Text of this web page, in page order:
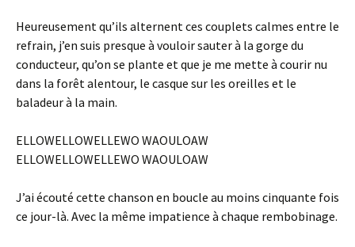
Heureusement qu’ils alternent ces couplets calmes entre le
refrain, j’en suis presque à vouloir sauter à la gorge du
conducteur, qu’on se plante et que je me mette à courir nu
dans la forêt alentour, le casque sur les oreilles et le
baladeur à la main.
ELLOWELLOWELLEWO WAOULOAW
ELLOWELLOWELLEWO WAOULOAW
J’ai écouté cette chanson en boucle au moins cinquante fois
ce jour-là. Avec la même impatience à chaque rembobinage.